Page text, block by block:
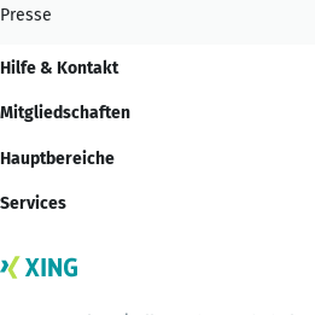
Presse
Hilfe & Kontakt
Mitgliedschaften
Hauptbereiche
Services